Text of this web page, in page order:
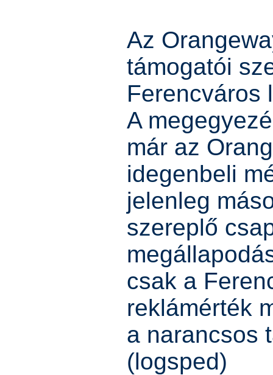
Az
támogatói
Ferencváros
A
már az
idegenbeli
jelenleg
szereplő
csak a
reklámérték
a narancsos
(logsped)